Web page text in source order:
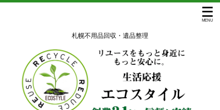
札幌不用品回収・遺品整理